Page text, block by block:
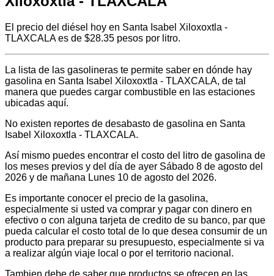
El precio del diésel hoy en Santa Isabel Xiloxoxtla -
TLAXCALA es de $28.35 pesos por litro.
La lista de las gasolineras te permite saber en dónde hay
gasolina en Santa Isabel Xiloxoxtla - TLAXCALA, de tal
manera que puedes cargar combustible en las estaciones
ubicadas aquí.
No existen reportes de desabasto de gasolina en Santa
Isabel Xiloxoxtla - TLAXCALA.
Así mismo puedes encontrar el costo del litro de gasolina de
los meses previos y del día de ayer Sábado 8 de agosto del
2026 y de mañana Lunes 10 de agosto del 2026.
Es importante conocer el precio de la gasolina,
especialmente si usted va comprar y pagar con dinero en
efectivo o con alguna tarjeta de credito de su banco, par que
pueda calcular el costo total de lo que desea consumir de un
producto para preparar su presupuesto, especialmente si va
a realizar algún viaje local o por el territorio nacional.
Tambien debe de saber que productos se ofrecen en las